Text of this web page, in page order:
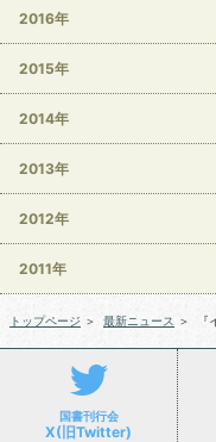
2016年
2015年
2014年
2013年
2012年
2011年
トップページ ＞ 最新ニュース ＞
国書刊行会
X(旧Twitter)